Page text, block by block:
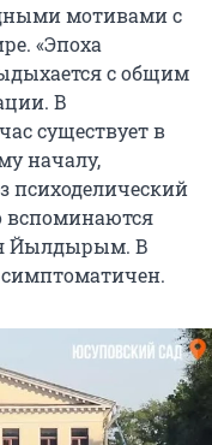
мотивами с
«Эпоха
с общим
В
существует в
началу,
психоделический
вспоминаются
Йылдырым. В